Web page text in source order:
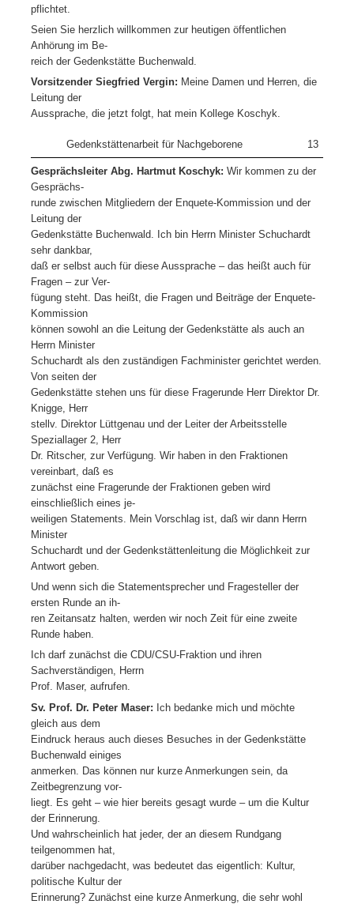
pflichtet.
Seien Sie herzlich willkommen zur heutigen öffentlichen
Anhörung im Be-
reich der Gedenkstätte Buchenwald.
Vorsitzender Siegfried Vergin: Meine Damen und Herren, die
Leitung der
Aussprache, die jetzt folgt, hat mein Kollege Koschyk.
13
Gedenkstättenarbeit für Nachgeborene
Gesprächsleiter Abg. Hartmut Koschyk: Wir kommen zu der
Gesprächs-
runde zwischen Mitgliedern der Enquete-Kommission und der
Leitung der
Gedenkstätte Buchenwald. Ich bin Herrn Minister Schuchardt
sehr dankbar,
daß er selbst auch für diese Aussprache – das heißt auch für
Fragen – zur Ver-
fügung steht. Das heißt, die Fragen und Beiträge der Enquete-
Kommission
können sowohl an die Leitung der Gedenkstätte als auch an
Herrn Minister
Schuchardt als den zuständigen Fachminister gerichtet werden.
Von seiten der
Gedenkstätte stehen uns für diese Fragerunde Herr Direktor Dr.
Knigge, Herr
stellv. Direktor Lüttgenau und der Leiter der Arbeitsstelle
Speziallager 2, Herr
Dr. Ritscher, zur Verfügung. Wir haben in den Fraktionen
vereinbart, daß es
zunächst eine Fragerunde der Fraktionen geben wird
einschließlich eines je-
weiligen Statements. Mein Vorschlag ist, daß wir dann Herrn
Minister
Schuchardt und der Gedenkstättenleitung die Möglichkeit zur
Antwort geben.
Und wenn sich die Statementsprecher und Fragesteller der
ersten Runde an ih-
ren Zeitansatz halten, werden wir noch Zeit für eine zweite
Runde haben.
Ich darf zunächst die CDU/CSU-Fraktion und ihren
Sachverständigen, Herrn
Prof. Maser, aufrufen.
Sv. Prof. Dr. Peter Maser: Ich bedanke mich und möchte
gleich aus dem
Eindruck heraus auch dieses Besuches in der Gedenkstätte
Buchenwald einiges
anmerken. Das können nur kurze Anmerkungen sein, da
Zeitbegrenzung vor-
liegt. Es geht – wie hier bereits gesagt wurde – um die Kultur
der Erinnerung.
Und wahrscheinlich hat jeder, der an diesem Rundgang
teilgenommen hat,
darüber nachgedacht, was bedeutet das eigentlich: Kultur,
politische Kultur der
Erinnerung? Zunächst eine kurze Anmerkung, die sehr wohl